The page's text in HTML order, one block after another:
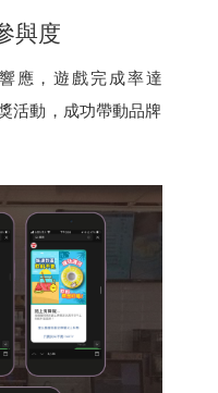
與度
應，遊戲完成率達
活動，成功帶動品牌